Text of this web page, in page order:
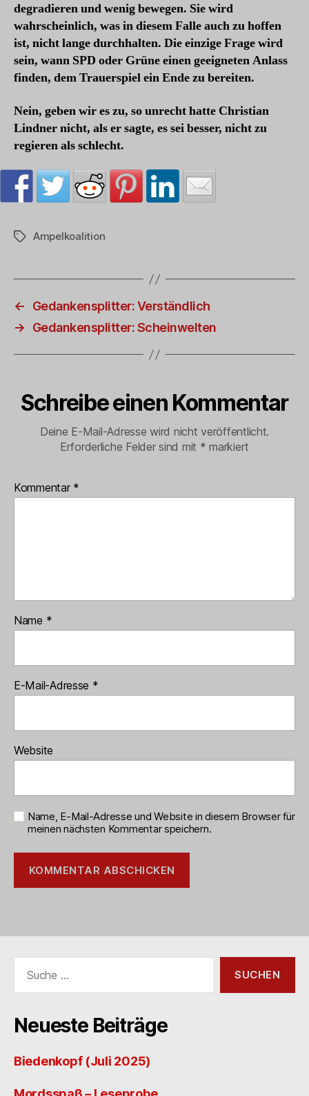
degradieren und wenig bewegen. Sie wird
wahrscheinlich, was in diesem Falle auch zu hoffen
ist, nicht lange durchhalten. Die einzige Frage wird
sein, wann SPD oder Grüne einen geeigneten Anlass
finden, dem Trauerspiel ein Ende zu bereiten.
Nein, geben wir es zu, so unrecht hatte Christian
Lindner nicht, als er sagte, es sei besser, nicht zu
regieren als schlecht.
Schlagwörter
Ampelkoalition
←
Gedankensplitter: Verständlich
→
Gedankensplitter: Scheinwelten
Schreibe einen Kommentar
Deine E-Mail-Adresse wird nicht veröffentlicht.
Erforderliche Felder sind mit * markiert
Kommentar *
Name *
E-Mail-Adresse *
Website
Name, E-Mail-Adresse und Website in diesem Browser für
meinen nächsten Kommentar speichern.
nach:
Neueste Beiträge
Biedenkopf (Juli 2025)